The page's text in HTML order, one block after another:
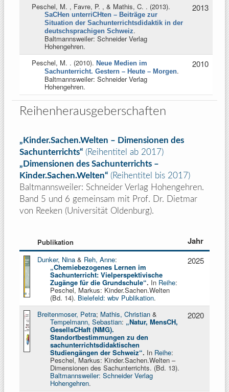
Peschel, M. , Favre, P. , & Mathis, C. . (2013).
SaCHen unterriCHten – Beiträge zur
Situation der Sachunterrichtsdidaktik in der
deutschsprachigen Schweiz.
Baltmannsweiler: Schneider Verlag
Hohengehren.
2013
Peschel, M. . (2010). Neue Medien im
Sachunterricht. Gestern – Heute – Morgen.
Baltmannsweiler: Schneider Verlag
Hohengehren.
2010
Reihenherausgeberschaften
„Kinder.Sachen.Welten – Dimensionen des
Sachunterrichts“ (Reihentitel ab 2017)
„Dimensionen des Sachunterrichts –
Kinder.Sachen.Welten“ (Reihentitel bis 2017)
Baltmannsweiler: Schneider Verlag Hohengehren.
Band 5 und 6 gemeinsam mit Prof. Dr. Dietmar
von Reeken (Universität Oldenburg).
Publikation Jahr
Dunker, Nina & Reh, Anne:
„Chemiebezogenes Lernen im
Sachunterricht: Vielperspektivische
Zugänge für die Grundschule“. In Reihe:
Peschel, Markus: Kinder.Sachen.Welten
(Bd. 14). Bielefeld: wbv Publikation.
2025
Breitenmoser, Petra; Mathis, Christian &
Tempelmann, Sebastian: „Natur, MensCH,
GesellsCHaft (NMG).
Standortbestimmungen zu den
sachunterrichtsdidaktischen
Studiengängen der Schweiz“. In Reihe:
Peschel, Markus: Kinder.Sachen.Welten –
Dimensionen des Sachunterrichts. (Bd. 13).
Baltmannsweiler: Schneider Verlag
Hohengehren.
2020